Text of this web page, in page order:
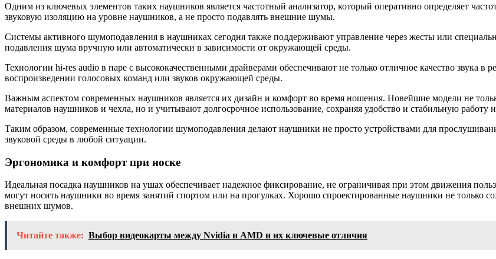
Одним из ключевых элементов таких наушников является частотный анализатор, который оперативно определяет
звуковую изоляцию на уровне наушников, а не просто подавлять внешние шумы.
Системы активного шумоподавления в наушниках сегодня также поддерживают управление через жесты или
подавления шума вручную или автоматически в зависимости от окружающей среды.
Технологии hi-res audio в паре с высококачественными драйверами обеспечивают не только отличное качество звука
воспроизведении голосовых команд или звуков окружающей среды.
Важным аспектом современных наушников является их дизайн и комфорт во время ношения. Новейшие модели не
материалов наушников и чехла, но и учитывают долгосрочное использование, сохраняя удобство и стабильную работу
Таким образом, современные технологии шумоподавления делают наушники не просто устройствами для
звуковой среды в любой ситуации.
Эргономика и комфорт при носке
Идеальная посадка наушников на ушах обеспечивает надежное фиксирование, не ограничивая при этом движения
могут носить наушники во время занятий спортом или на прогулках. Хорошо спроектированные наушники не только
внешних шумов.
Читайте также: Выбор видеокарты между Nvidia и AMD и их ключевые отличия